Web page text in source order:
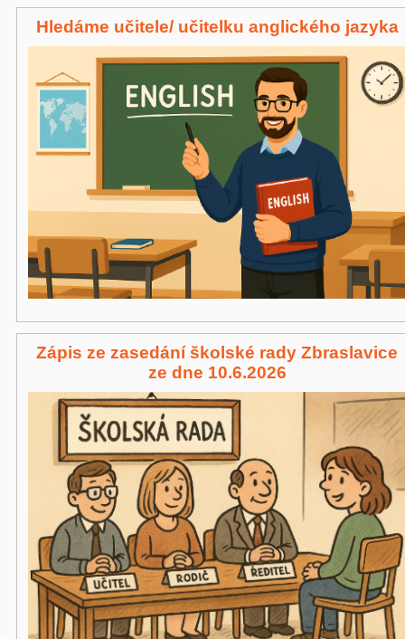
Hledáme učitele/ učitelku anglického jazyka
Zápis ze zasedání školské rady Zbraslavice
ze dne 10.6.2026